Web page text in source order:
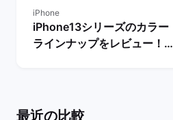
iPhone
iPhone13シリーズのカラー
ラインナップをレビュー！
最近の比較